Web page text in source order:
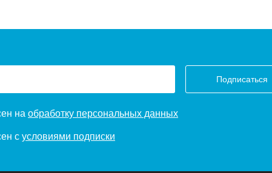
Подписаться
на обработку персональных данных
с условиями подписки